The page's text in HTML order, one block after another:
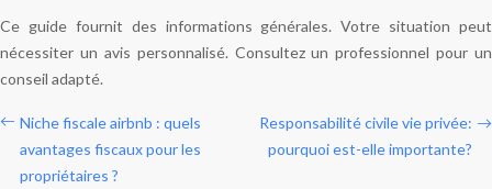
Ce guide fournit des informations générales. Votre situation peut
nécessiter un avis personnalisé. Consultez un professionnel pour un
conseil adapté.
Niche fiscale airbnb : quels
avantages fiscaux pour les
propriétaires ?
Responsabilité civile vie privée:
pourquoi est-elle importante?